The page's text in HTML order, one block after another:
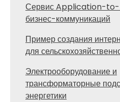
Сервис Application-to-
бизнес-коммуникаций
Пример создания
для
Электрооборудование и
трансформаторные
энергетики